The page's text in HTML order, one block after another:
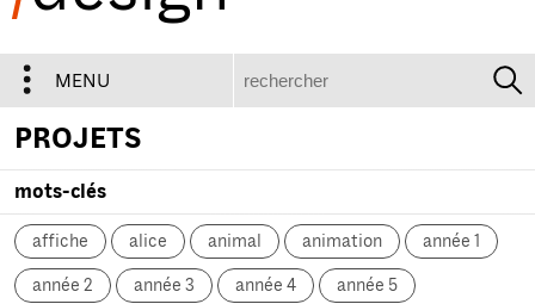
MENU
PROJETS
mots-clés
affiche alice animal animation année 1
année 2 année 3 année 4 année 5